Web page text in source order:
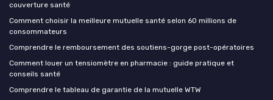
couverture santé
Comment choisir la meilleure mutuelle santé selon 60 millions de
consommateurs
Comprendre le remboursement des soutiens-gorge post-opératoires
Comment louer un tensiomètre en pharmacie : guide pratique et
conseils santé
Comprendre le tableau de garantie de la mutuelle WTW